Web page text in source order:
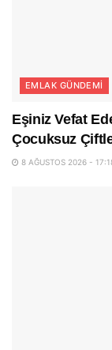
EMLAK GÜNDEMI
Eşiniz Vefat
Çocuksuz
8 AĞUSTOS 2026 -